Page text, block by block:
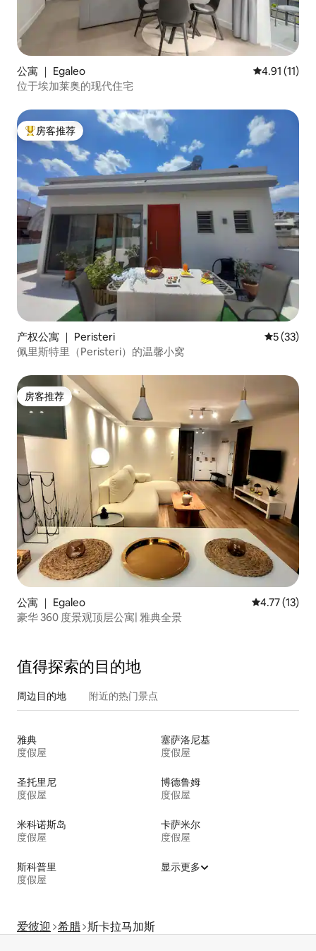
公寓 ｜ Egaleo 平均评分
4.91 (11)
位于埃加莱奥的现代住宅
热门「房客推荐」
房客推荐
产权公寓 ｜ Peristeri 平均评分
5 (33)
佩里斯特里（Peristeri）的温馨小窝
房客推荐
房客推荐
公寓 ｜ Egaleo 平均评分
4.77 (13)
豪华 360 度景观顶层公寓| 雅典全景
值得探索的目的地
周边目的地 附近的热门景点
雅典
度假屋
塞萨洛尼基
度假屋
圣托里尼
度假屋
博德鲁姆
度假屋
米科诺斯岛
度假屋
卡萨米尔
度假屋
斯科普里
度假屋
显示更多
爱彼迎 希腊 斯卡拉马加斯